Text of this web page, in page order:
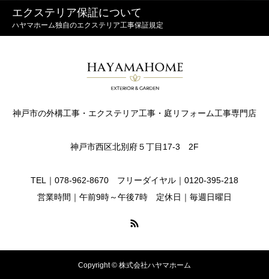
エクステリア保証について
ハヤマホーム独自のエクステリア工事保証規定
神戸市の外構工事・エクステリア工事・庭リフォーム工事専門店
神戸市西区北別府５丁目17-3 2F
TEL｜078-962-8670 フリーダイヤル｜0120-395-218
営業時間｜午前9時～午後7時 定休日｜毎週日曜日
Copyright © 株式会社ハヤマホーム